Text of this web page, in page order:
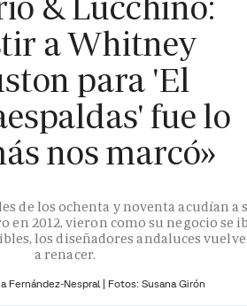
a Whitney
para 'El
fue lo
nos marcó»
de los ochenta y noventa acudían a
en 2012, vieron como su negocio se
los diseñadores andaluces
a renacer.
Fernández-Nespral | Fotos: Susana Girón